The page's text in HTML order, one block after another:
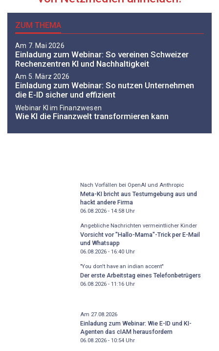
ZUM THEMA
Am 7. Mai 2026
Einladung zum Webinar: So vereinen Schweizer
Rechenzentren KI und Nachhaltigkeit
Am 5. März 2026
Einladung zum Webinar: So nutzen Unternehmen
die E-ID sicher und effizient
Webinar KI im Finanzwesen
Wie KI die Finanzwelt transformieren kann
Nach Vorfällen bei OpenAI und Anthropic
Meta-KI bricht aus Testumgebung aus und
hackt andere Firma
06.08.2026 - 14:58Uhr
Angebliche Nachrichten vermeintlicher Kinder
Vorsicht vor "Hallo-Mama"-Trick per E-Mail
und Whatsapp
06.08.2026 - 16:40Uhr
"You don't have an indian accent"
Der erste Arbeitstag eines Telefonbetrügers
06.08.2026 - 11:16Uhr
Am 27.08.2026
Einladung zum Webinar: Wie E-ID und KI-
Agenten das cIAM herausfordern
06.08.2026 - 10:54Uhr